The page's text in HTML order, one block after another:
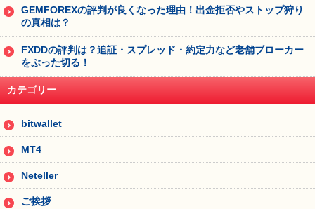
GEMFOREXの評判が良くなった理由！出金拒否やストップ狩り
の真相は？
FXDDの評判は？追証・スプレッド・約定力など老舗ブローカー
をぶった切る！
カテゴリー
bitwallet
MT4
Neteller
ご挨拶